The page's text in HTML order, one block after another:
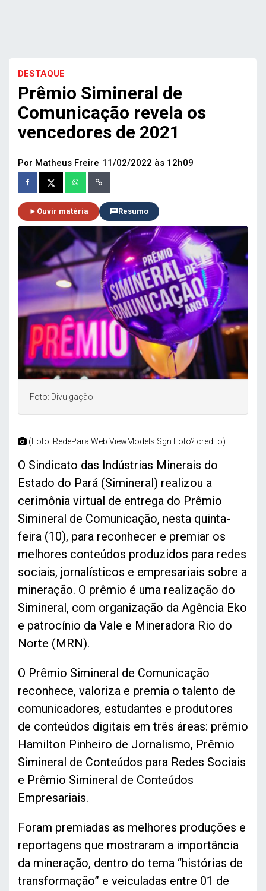
DESTAQUE
Prêmio Simineral de
Comunicação revela os
vencedores de 2021
Por Matheus Freire 11/02/2022 às 12h09
Ouvir matéria Resumo
Foto: Divulgação
(Foto: RedePara.Web.ViewModels.Sgn.Foto?.credito)
O Sindicato das Indústrias Minerais do
Estado do Pará (Simineral) realizou a
cerimônia virtual de entrega do Prêmio
Simineral de Comunicação, nesta quinta-
feira (10), para reconhecer e premiar os
melhores conteúdos produzidos para redes
sociais, jornalísticos e empresariais sobre a
mineração. O prêmio é uma realização do
Simineral, com organização da Agência Eko
e patrocínio da Vale e Mineradora Rio do
Norte (MRN).
O Prêmio Simineral de Comunicação
reconhece, valoriza e premia o talento de
comunicadores, estudantes e produtores
de conteúdos digitais em três áreas: prêmio
Hamilton Pinheiro de Jornalismo, Prêmio
Simineral de Conteúdos para Redes Sociais
e Prêmio Simineral de Conteúdos
Empresariais.
Foram premiadas as melhores produções e
reportagens que mostraram a importância
da mineração, dentro do tema “histórias de
transformação” e veiculadas entre 01 de